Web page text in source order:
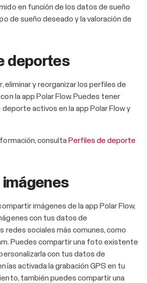
en función de los datos de sueño
de sueño deseado y la valoración de
deportes
eliminar y reorganizar los perfiles de
la app Polar Flow. Puedes tener
activos en la app Polar Flow y
consulta Perfiles de deporte
imágenes de la app Polar Flow,
con tus datos de
redes sociales más comunes, como
Puedes compartir una foto existente
con tus datos de
activada la grabación GPS en tu
también puedes compartir una